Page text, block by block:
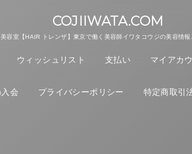
COJIIWATA.COM
容室【HAIR トレンザ】東京で働く美容師イワタコウジの美容情報
ウィッシュリスト 支払い マイアカ
会 プライバシーポリシー 特定商取引